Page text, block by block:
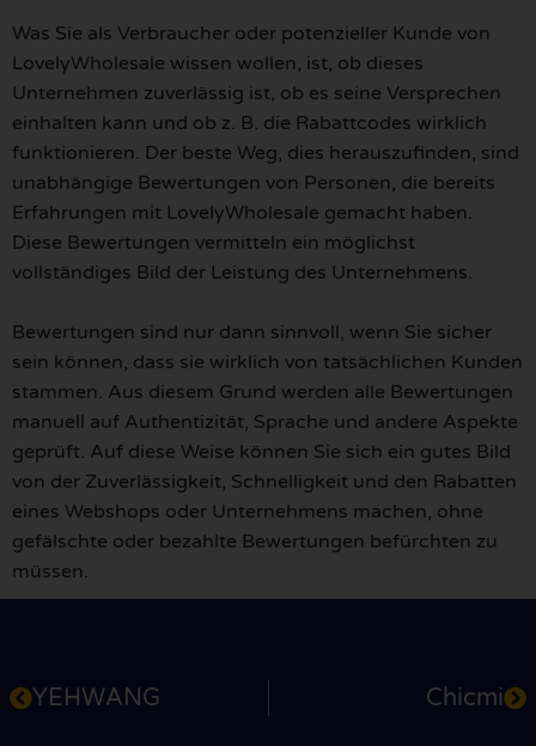
Was Sie als Verbraucher oder potenzieller Kunde von
LovelyWholesale wissen wollen, ist, ob dieses
Unternehmen zuverlässig ist, ob es seine Versprechen
einhalten kann und ob z. B. die Rabattcodes wirklich
funktionieren. Der beste Weg, dies herauszufinden, sind
unabhängige Bewertungen von Personen, die bereits
Erfahrungen mit LovelyWholesale gemacht haben.
Diese Bewertungen vermitteln ein möglichst
vollständiges Bild der Leistung des Unternehmens.
Bewertungen sind nur dann sinnvoll, wenn Sie sicher
sein können, dass sie wirklich von tatsächlichen Kunden
stammen. Aus diesem Grund werden alle Bewertungen
manuell auf Authentizität, Sprache und andere Aspekte
geprüft. Auf diese Weise können Sie sich ein gutes Bild
von der Zuverlässigkeit, Schnelligkeit und den Rabatten
eines Webshops oder Unternehmens machen, ohne
gefälschte oder bezahlte Bewertungen befürchten zu
müssen.
YEHWANG Chicmi